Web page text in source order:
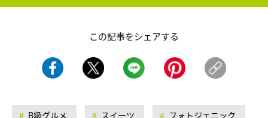
この記事をシェアする
B級グルメ スイーツ フォトジェニック